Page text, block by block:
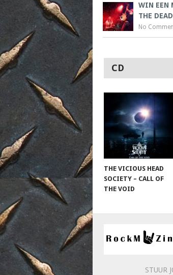
WIN EEN
THE
No
CD
THE VICIOUS HEAD
SOCIETY – CALL OF
THE VOID
STUUR